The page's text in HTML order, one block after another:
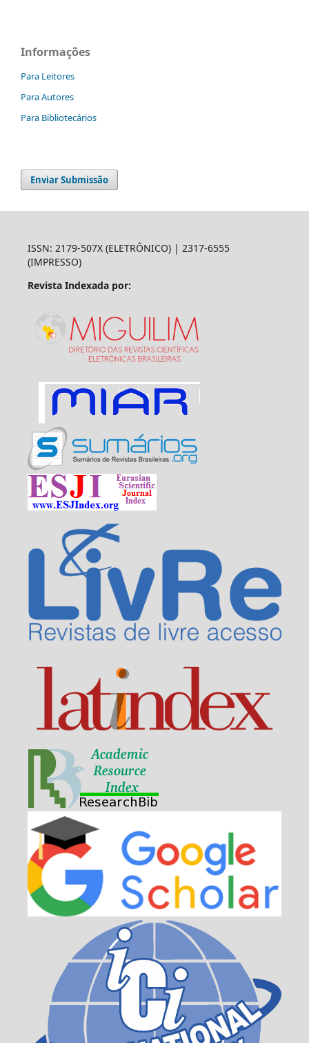
Informações
Para Leitores
Para Autores
Para Bibliotecários
Enviar Submissão
ISSN: 2179-507X (ELETRÔNICO) | 2317-6555
(IMPRESSO)
Revista Indexada por: